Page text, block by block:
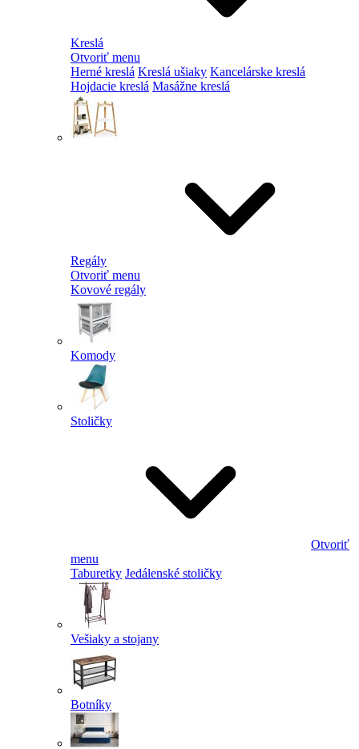
Kreslá
Otvoriť menu
Herné kreslá Kreslá ušiaky Kancelárske kreslá
Hojdacie kreslá Masážne kreslá
Regály
Otvoriť menu
Kovové regály
Komody
Stoličky
Otvoriť
menu
Taburetky Jedálenské stoličky
Vešiaky a stojany
Botníky